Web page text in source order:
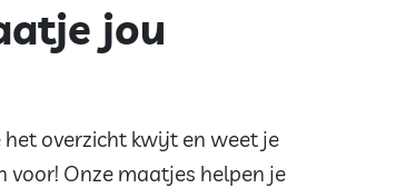
jou
het overzicht kwijt en weet je
voor! Onze maatjes helpen je